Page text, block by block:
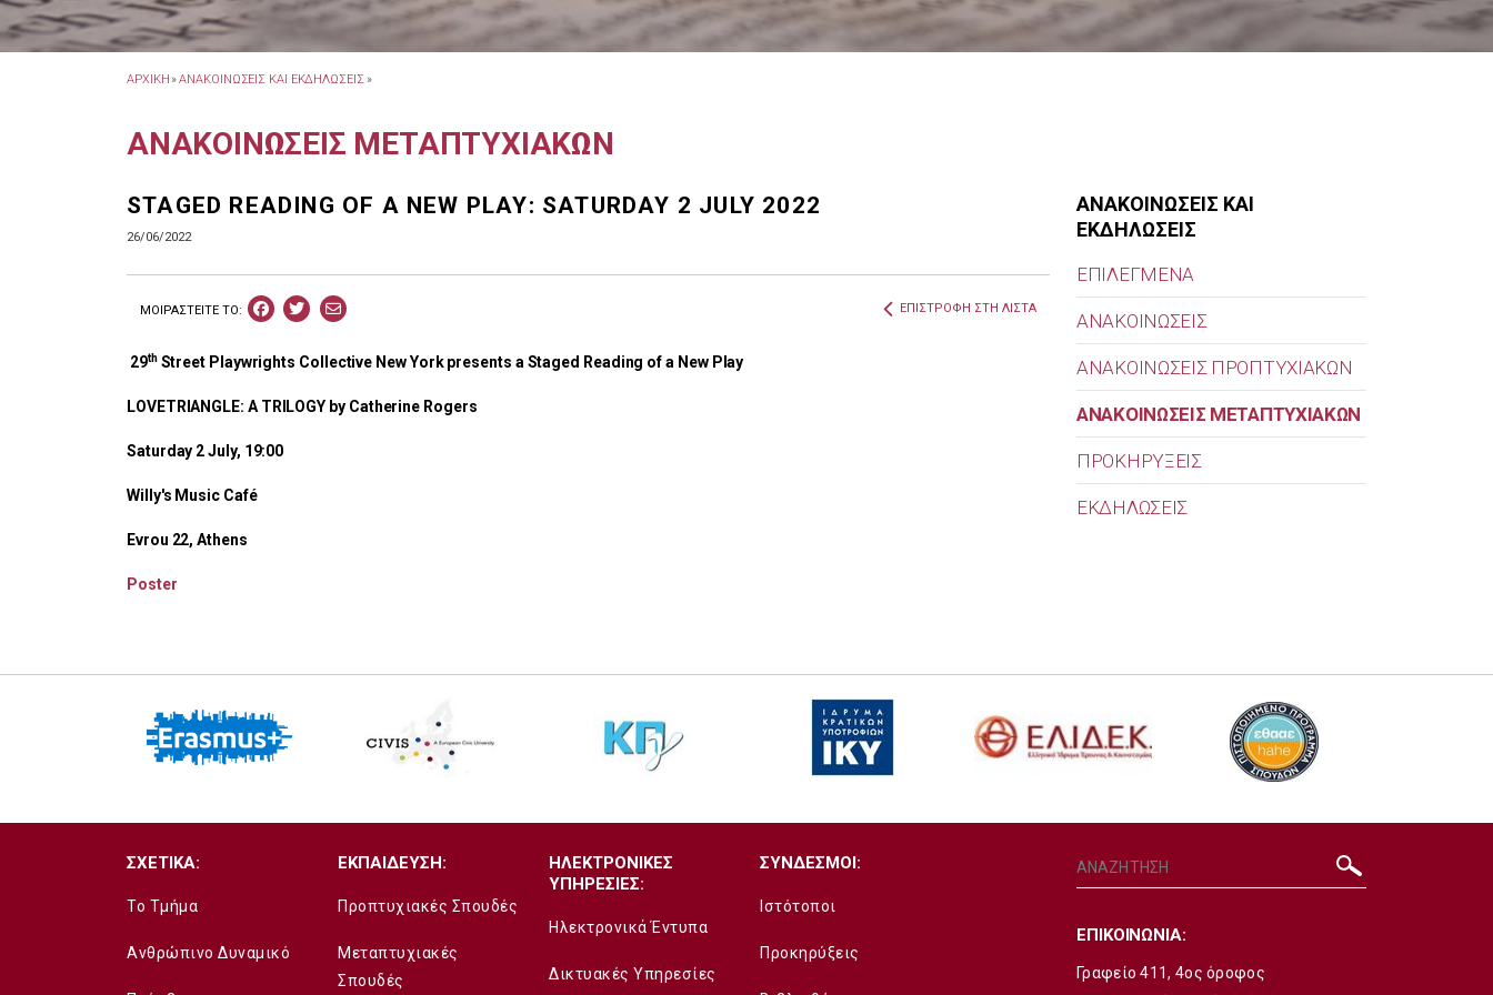
ΑΡΧΙΚΗ »ΑΝΑΚΟΙΝΩΣΕΙΣ ΚΑΙ ΕΚΔΗΛΩΣΕΙΣ »
ΑΝΑΚΟΙΝΩΣΕΙΣ ΜΕΤΑΠΤΥΧΙΑΚΩΝ
STAGED READING OF A NEW PLAY: SATURDAY 2 JULY 2022
26/06/2022
ΜΟΙΡΑΣΤEIΤΕ ΤΟ: ΕΠΙΣΤΡΟΦΗ ΣΤΗ ΛΙΣΤΑ
29th Street Playwrights Collective New York presents a Staged Reading of a New Play
LOVETRIANGLE: A TRILOGY by Catherine Rogers
Saturday 2 July, 19:00
Willy's Music Café
Evrou 22, Athens
Poster
ΑΝΑΚΟΙΝΩΣΕΙΣ ΚΑΙ
ΕΚΔΗΛΩΣΕΙΣ
ΕΠΙΛΕΓΜΕΝΑ
ΑΝΑΚΟΙΝΩΣΕΙΣ
ΑΝΑΚΟΙΝΩΣΕΙΣ ΠΡΟΠΤΥΧΙΑΚΩΝ
ΑΝΑΚΟΙΝΩΣΕΙΣ ΜΕΤΑΠΤΥΧΙΑΚΩΝ
ΠΡΟΚΗΡΥΞΕΙΣ
ΕΚΔΗΛΩΣΕΙΣ
ΣΧΕΤΙΚΑ:
Το Τμήμα
Ανθρώπινο Δυναμικό
ΕΚΠΑΙΔΕΥΣΗ:
Προπτυχιακές Σπουδές
Μεταπτυχιακές
Σπουδές
ΗΛΕΚΤΡΟΝΙΚΕΣ
ΥΠΗΡΕΣΙΕΣ:
Ηλεκτρονικά Έντυπα
Δικτυακές Υπηρεσίες
ΣΥΝΔΕΣΜΟΙ:
Ιστότοποι
Προκηρύξεις
ΕΠΙΚΟΙΝΩΝΙΑ:
Γραφείο 411, 4ος όροφος